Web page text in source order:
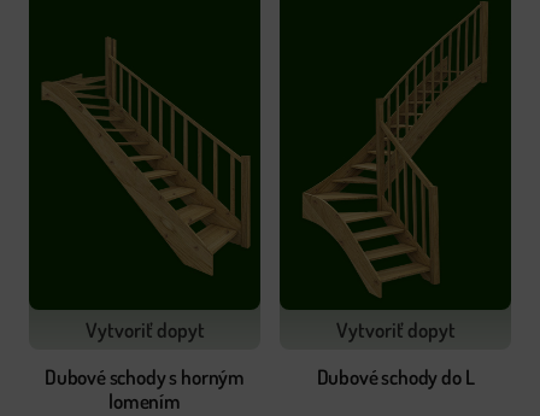
Vytvoriť dopyt
Dubové schody s horným
lomením
Vytvoriť dopyt
Dubové schody do L